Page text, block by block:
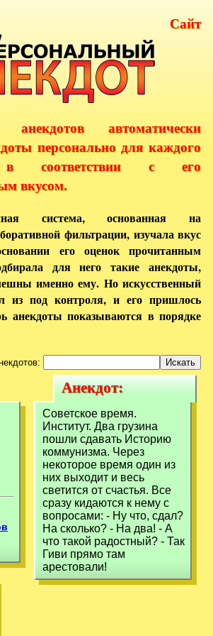
Сайт
анекдотов автоматически
персонально для каждого
в соответствии с его
вкусом.
система, основанная на
фильтрации, изучала вкус
его оценок прочитанным
для него такие анекдоты,
именно ему. Но искусственный
из под контроля, и его пришлось
анекдоты показываются в порядке
Анекдот:
Советское время.
Институт. Два
грузина пошли
Анекдот:
Советское время.
Институт. Два
грузина пошли
Советское время.
Институт. Два грузина
пошли сдавать Историю
коммунизма. Через
некоторое время один из
них выходит и весь
светится от счастья. Все
сразу кидаются к нему с
вопросами: - Ну что, сдал?
На сколько? - На два! - А
что такой радостный? - Так
Гиви прямо там
арестовали!